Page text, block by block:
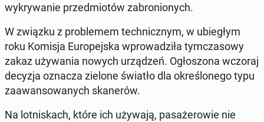
wy­kry­wa­nie przed­mio­tów za­bro­nio­nych.
W związku z pro­ble­mem tech­nicz­nym, w ubie­głym
roku Komisja Eu­ro­pej­ska wpro­wa­dzi­ła tym­cza­so­wy
zakaz uży­wa­nia nowych urzą­dzeń. Ogło­szo­na wczoraj
decyzja oznacza zielone światło dla okre­ślo­ne­go typu
za­awan­so­wa­nych ska­ne­rów.
Na lot­ni­skach, które ich używają, pa­sa­że­ro­wie nie